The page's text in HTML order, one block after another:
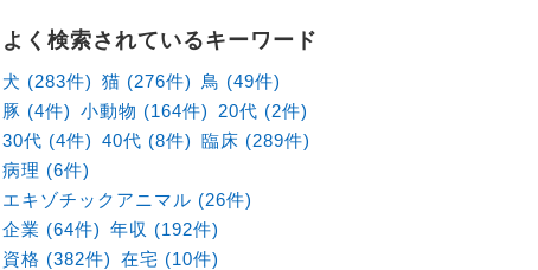
北海道札幌市東区
時給1,880円～
よく検索されているキーワード
犬 (283件) 猫 (276件)
鳥 (49件)
豚 (4件) 小動物 (164件)
20代 (2件)
30代 (4件) 40代 (8件) 臨床 (289件)
病理 (6件)
エキゾチックアニマル (26件)
企業 (64件) 年収 (192件)
資格 (382件) 在宅 (10件)